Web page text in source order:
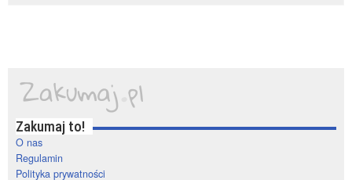
Zakumaj to!
O nas
Regulamin
Polityka prywatności